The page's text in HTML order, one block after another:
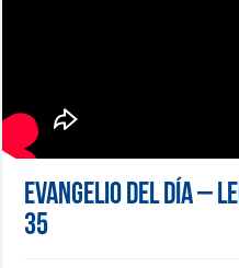
Evangelio del día –
35